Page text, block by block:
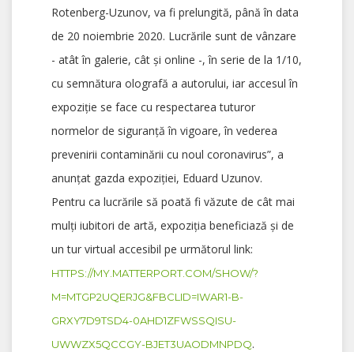
Rotenberg-Uzunov, va fi prelungită, până în data
de 20 noiembrie 2020. Lucrările sunt de vânzare
- atât în galerie, cât și online -, în serie de la 1/10,
cu semnătura olografă a autorului, iar accesul în
expoziție se face cu respectarea tuturor
normelor de siguranță în vigoare, în vederea
prevenirii contaminării cu noul coronavirus”, a
anunțat gazda expoziției, Eduard Uzunov.
Pentru ca lucrările să poată fi văzute de cât mai
mulți iubitori de artă, expoziția beneficiază și de
un tur virtual accesibil pe următorul link:
HTTPS://MY.MATTERPORT.COM/SHOW/?
M=MTGP2UQERJG&FBCLID=IWAR1-B-
GRXY7D9TSD4-0AHD1ZFWSSQISU-
UWWZX5QCCGY-BJET3UAODMNPDQ.